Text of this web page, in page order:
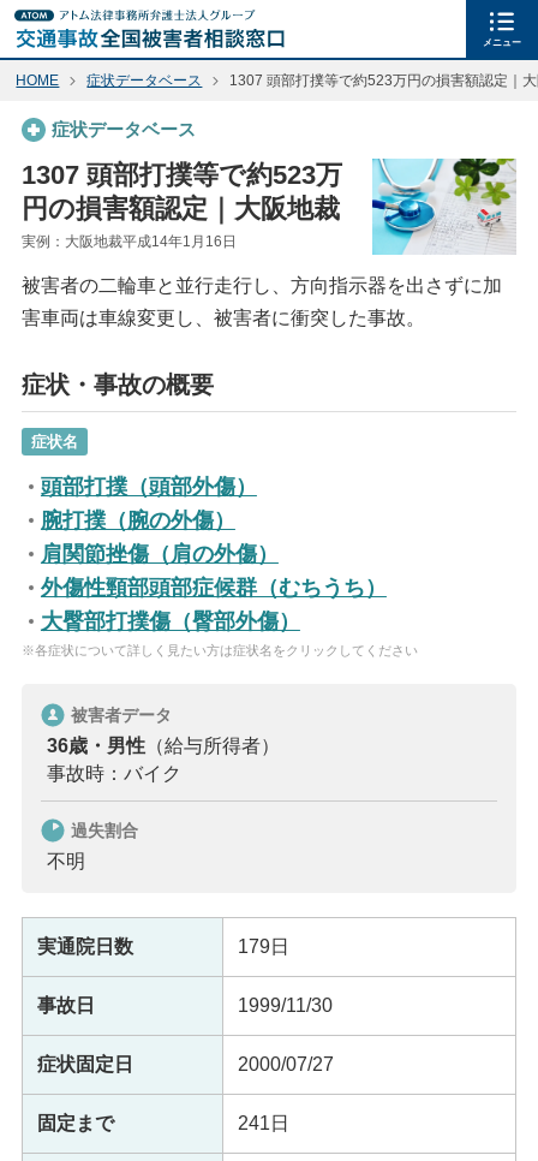
メニュー
HOME 症状データベース 1307 頭部打撲等で約523万円の損害額認定｜
症状データベース
1307 頭部打撲等で約523万
円の損害額認定｜大阪地裁
実例：大阪地裁平成14年1月16日
被害者の二輪車と並行走行し、方向指示器を出さずに加
害車両は車線変更し、被害者に衝突した事故。
症状・事故の概要
症状名
頭部打撲（頭部外傷）
腕打撲（腕の外傷）
肩関節挫傷（肩の外傷）
外傷性頸部頭部症候群（むちうち）
大臀部打撲傷（臀部外傷）
※各症状について詳しく見たい方は症状名をクリックしてください
被害者データ
36歳・男性 （給与所得者）
事故時：バイク
過失割合
不明
実通院日数 179日
事故日 1999/11/30
症状固定日 2000/07/27
固定まで 241日